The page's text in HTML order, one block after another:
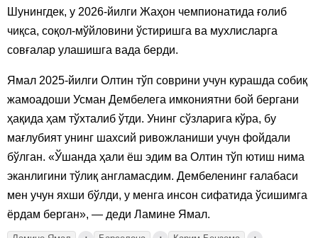
Шунингдек, у 2026-йилги Жаҳон чемпионатида ғолиб
чиқса, соқол-мўйловини ўстиришга ва мухлисларга
совғалар улашишга вада берди.
Ямал 2025-йилги Олтин тўп соврини учун курашда собиқ
жамоадоши Усман Дембелега имкониятни бой бергани
ҳақида ҳам тўхталиб ўтди. Унинг сўзларига кўра, бу
мағлубият унинг шахсий ривожланиши учун фойдали
бўлган. «Ўшанда ҳали ёш эдим ва Олтин тўп ютиш нима
эканлигини тўлиқ англамасдим. Дембеленинг ғалабаси
мен учун яхши бўлди, у менга инсон сифатида ўсишимга
ёрдам берган», — деди Ламине Ямал.